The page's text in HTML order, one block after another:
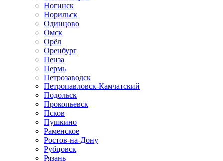
Ногинск
Норильск
Одинцово
Омск
Орёл
Оренбург
Пенза
Пермь
Петрозаводск
Петропавловск-Камчатский
Подольск
Прокопьевск
Псков
Пушкино
Раменское
Ростов-на-Дону
Рубцовск
Рязань